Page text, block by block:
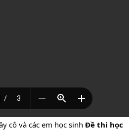
cô và các em học sinh Đề thi học